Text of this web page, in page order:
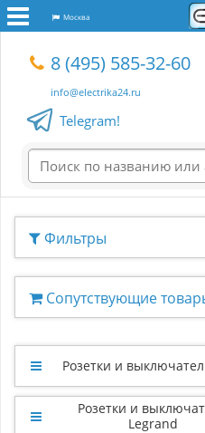
Москва
8 (495) 585-32-60
info@electrika24.ru
Telegram!
Фильтры
Сопутствующие
Розетки и
Розетки и
Legrand